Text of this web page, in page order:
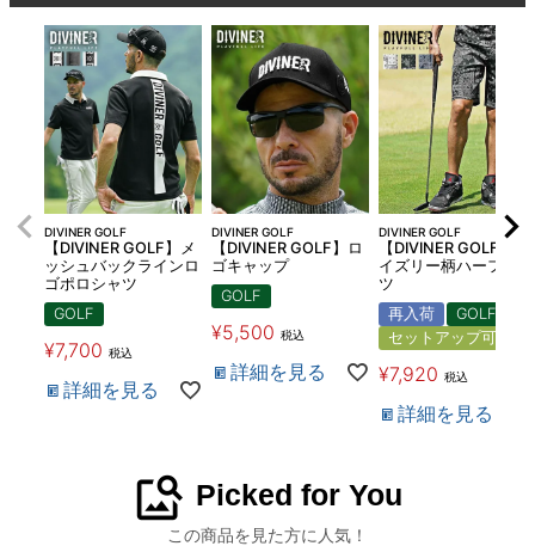
DIVINER GOLF
【DIVINER GOLF】メ
ッシュバックラインロ
ゴポロシャツ
GOLF
¥7,700 税込
詳細を見る
DIVINER GOLF
【DIVINER GOLF】ロ
ゴキャップ
GOLF
¥5,500 税込
詳細を見る
DIVINER GOLF
【DIVINER GOLF】ペ
イズリー柄ハーフパン
ツ
再入荷
GOLF
セットアップ可
¥7,920 税込
詳細を見る
image_search Picked for You
この商品を見た方に人気！